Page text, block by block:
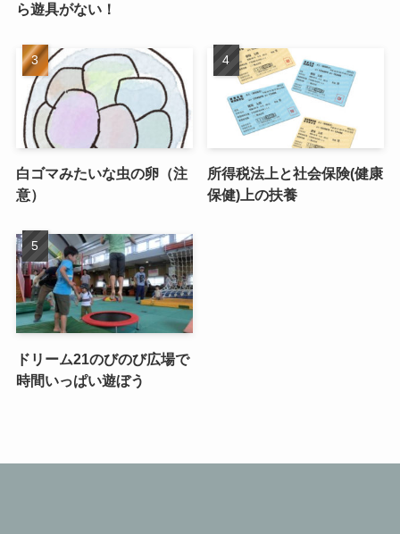
ら遊具がない！
白ゴマみたいな虫の卵（注
意）
所得税法上と社会保険(健康
保健)上の扶養
ドリーム21のびのび広場で
時間いっぱい遊ぼう